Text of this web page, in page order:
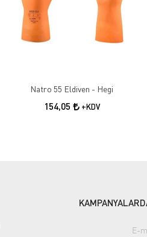
Natro 55 Eldiven - Hegi
154,05 +KDV